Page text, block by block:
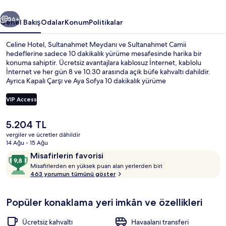
Sonraki
56+
Genel BakışOdalarKonumPolitikalar
Celine Hotel, Sultanahmet Meydanı ve Sultanahmet Camii
hedeflerine sadece 10 dakikalık yürüme mesafesinde harika bir
konuma sahiptir. Ücretsiz avantajlara kablosuz İnternet, kablolu
İnternet ve her gün 8 ve 10.30 arasında açık büfe kahvaltı dahildir.
Ayrıca Kapalı Çarşı ve Aya Sofya 10 dakikalık yürüme
not alıyor. Konaklama yeri toplu taşımaya yakındır, Çemberlitaş
İstasyonu 4 dakikalık ve Sultanahmet İstasyonu 5 dakikalık yürüme
VIP Access
Şu
anki
fiyat
5.204 TL
vergiler ve ücretler dâhildir
14 Ağu - 15 Ağu
YorumlarMisafirlerin favorisi
10
üzerinden
9,8,
favorisi
Misafirlerden en yüksek puan alan yerlerden biri
f
r
463 yorumun tümünü göster
Popüler konaklama yeri imkân ve özellikleri
Ücretsiz kahvaltı
Havaalanı transferi